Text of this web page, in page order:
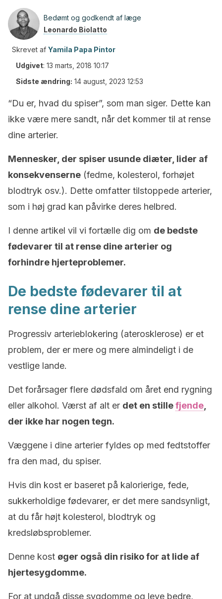
Bedømt og godkendt af læge
Leonardo Biolatto
Skrevet af Yamila Papa Pintor
Udgivet: 13 marts, 2018 10:17
Sidste ændring: 14 august, 2023 12:53
“Du er, hvad du spiser”, som man siger. Dette kan
ikke være mere sandt, når det kommer til at rense
dine arterier.
Mennesker, der spiser usunde diæter, lider af
konsekvenserne (fedme, kolesterol, forhøjet
blodtryk osv.). Dette omfatter tilstoppede arterier,
som i høj grad kan påvirke deres helbred.
I denne artikel vil vi fortælle dig om de bedste
fødevarer til at rense dine arterier og
forhindre hjerteproblemer.
De bedste fødevarer til at
rense dine arterier
Progressiv arterieblokering (aterosklerose) er et
problem, der er mere og mere almindeligt i de
vestlige lande.
Det forårsager flere dødsfald om året end rygning
eller alkohol. Værst af alt er det en stillefjende
der ikke har nogen tegn.
Væggene i dine arterier fyldes op med fedtstoffer
fra den mad, du spiser.
Hvis din kost er baseret på kalorierige, fede,
sukkerholdige fødevarer, er det mere sandsynligt,
at du får højt kolesterol, blodtryk og
kredsløbsproblemer.
Denne kost øger også din risiko for at lide af
hjertesygdomme.
For at undgå disse sygdomme og leve bedre,